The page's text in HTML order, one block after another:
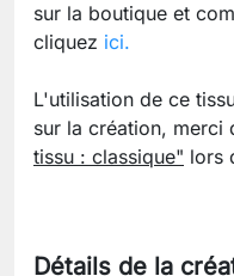
sur la boutique et
cliquez ici.
L'utilisation de ce
sur la création, merci
tissu : classique" lors
Détails de la